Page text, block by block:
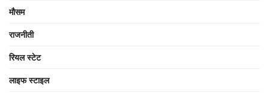
मौसम
राजनीती
रियल स्टेट
लाइफ स्टाइल